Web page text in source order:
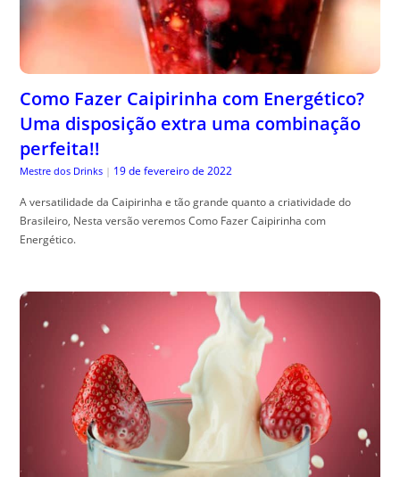
Como Fazer Caipirinha com Energético?
Uma disposição extra uma combinação
perfeita!!
Mestre dos Drinks | 19 de fevereiro de 2022
A versatilidade da Caipirinha e tão grande quanto a criatividade do
Brasileiro, Nesta versão veremos Como Fazer Caipirinha com
Energético.